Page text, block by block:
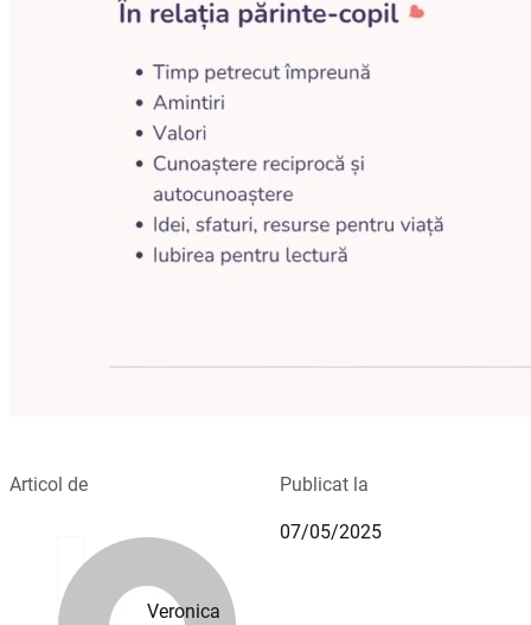
Articol de
Veronica
Publicat la
07/05/2025